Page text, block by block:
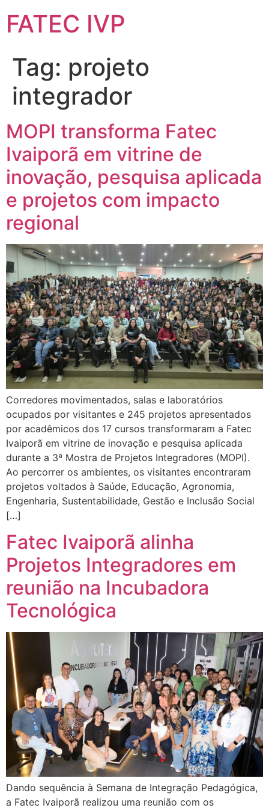
FATEC IVP
Tag: projeto
integrador
MOPI transforma Fatec
Ivaiporã em vitrine de
inovação, pesquisa aplicada
e projetos com impacto
regional
Corredores movimentados, salas e laboratórios
ocupados por visitantes e 245 projetos apresentados
por acadêmicos dos 17 cursos transformaram a Fatec
Ivaiporã em vitrine de inovação e pesquisa aplicada
durante a 3ª Mostra de Projetos Integradores (MOPI).
Ao percorrer os ambientes, os visitantes encontraram
projetos voltados à Saúde, Educação, Agronomia,
Engenharia, Sustentabilidade, Gestão e Inclusão Social
[…]
Fatec Ivaiporã alinha
Projetos Integradores em
reunião na Incubadora
Tecnológica
Dando sequência à Semana de Integração Pedagógica,
a Fatec Ivaiporã realizou uma reunião com os